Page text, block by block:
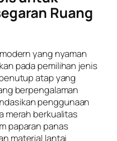
Ruang
yang nyaman
pada pemilihan jenis
atap yang
berpengalaman
penggunaan
merah berkualitas
paparan panas
material lantai